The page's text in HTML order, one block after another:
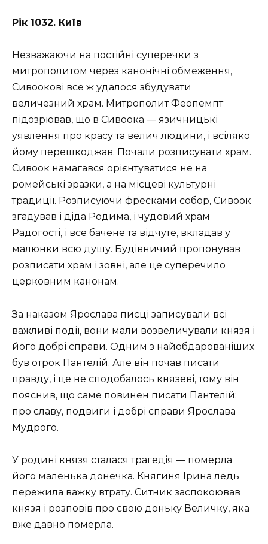
Рік 1032. Київ
Незважаючи на постійні суперечки з
митрополитом через канонічні обмеження,
Сивоокові все ж удалося збудувати
величезний храм. Митрополит Феопемпт
підозрював, що в Сивоока — язичницькі
уявлення про красу та велич людини, і всіляко
йому перешкоджав. Почали розписувати храм.
Сивоок намагався орієнтуватися не на
ромейські зразки, а на місцеві культурні
традиції. Розписуючи фресками собор, Сивоок
згадував і діда Родима, і чудовий храм
Радогості, і все бачене та відчуте, вкладав у
малюнки всю душу. Будівничий пропонував
розписати храм і зовні, але це суперечило
церковним канонам.
За наказом Ярослава писці записували всі
важливі події, вони мали возвеличували князя і
його добрі справи. Одним з найобдарованіших
був отрок Пантелій. Але він почав писати
правду, і це не сподобалось князеві, тому він
пояснив, що саме повинен писати Пантелій:
про славу, подвиги і добрі справи Ярослава
Мудрого.
У родині князя сталася трагедія — померла
його маленька донечка. Княгиня Ірина ледь
пережила важку втрату. Ситник заспокоював
князя і розповів про свою доньку Величку, яка
вже давно померла.